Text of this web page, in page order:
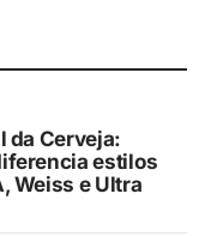
da Cerveja:
estilos
Weiss e Ultra